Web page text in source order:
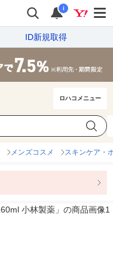
i
ID新規取得
ロハコメニュー
メンズコスメ スキンケア・